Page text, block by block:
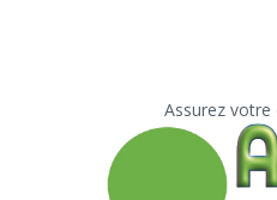
Assurez